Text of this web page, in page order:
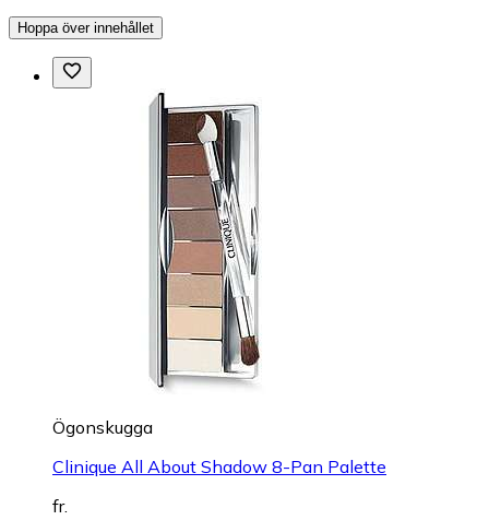
Hoppa över innehållet
Ögonskugga
Clinique All About Shadow 8-Pan Palette
fr.